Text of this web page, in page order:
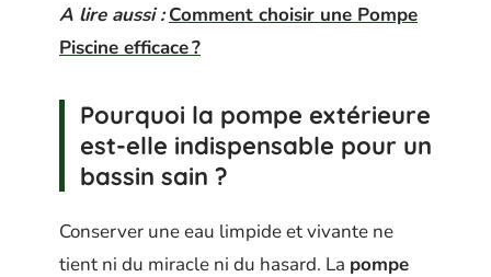
A lire aussi : Comment choisir une Pompe
Piscine efficace ?
Pourquoi la pompe extérieure
est-elle indispensable pour un
bassin sain ?
Conserver une eau limpide et vivante ne
tient ni du miracle ni du hasard. La pompe